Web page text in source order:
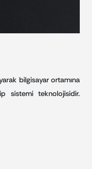
bilgisayar ortamına
sistemi teknolojisidir.